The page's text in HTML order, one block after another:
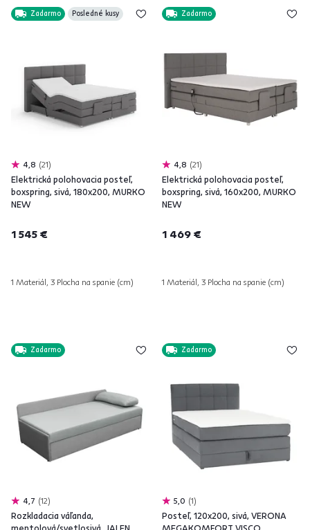
Zadarmo Posledné kusy
4,8 21
Elektrická polohovacia posteľ,
boxspring, sivá, 180x200, MURKO
NEW
1 545 €
1 Materiál, 3 Plocha na spanie (cm)
Zadarmo
4,8 21
Elektrická polohovacia posteľ,
boxspring, sivá, 160x200, MURKO
NEW
1 469 €
1 Materiál, 3 Plocha na spanie (cm)
Zadarmo
4,7 12
Rozkladacia váľanda,
Zadarmo
5,0 1
Posteľ, 120x200, sivá, VERONA